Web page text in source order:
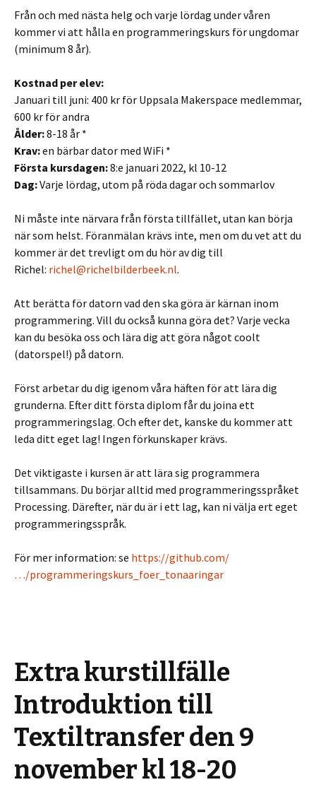
Från och med nästa helg och varje lördag under våren
kommer vi att hålla en programmeringskurs för ungdomar
(minimum 8 år).
Kostnad per elev:
Januari till juni: 400 kr för Uppsala Makerspace medlemmar,
600 kr för andra
Ålder:8-18 år *
Krav:en bärbar dator med WiFi *
Första kursdagen:8:e januari 2022, kl 10-12
Dag:Varje lördag, utom på röda dagar och sommarlov
Ni måste inte närvara från första tillfället, utan kan börja
när som helst. Föranmälan krävs inte, men om du vet att du
kommer är det trevligt om du hör av dig till
Richel: richel@richelbilderbeek.nl.
Att berätta för datorn vad den ska göra är kärnan inom
programmering. Vill du också kunna göra det? Varje vecka
kan du besöka oss och lära dig att göra något coolt
(datorspel!) på datorn.
Först arbetar du dig igenom våra häften för att lära dig
grunderna. Efter ditt första diplom får du joina ett
programmeringslag. Och efter det, kanske du kommer att
leda ditt eget lag! Ingen förkunskaper krävs.
Det viktigaste i kursen är att lära sig programmera
tillsammans. Du börjar alltid med programmeringsspråket
Processing. Därefter, när du är i ett lag, kan ni välja ert eget
programmeringsspråk.
För mer information: se https://github.com/
…/programmeringskurs_foer_tonaaringar
Extra kurstillfälle
Introduktion till
Textiltransfer den 9
november kl 18-20